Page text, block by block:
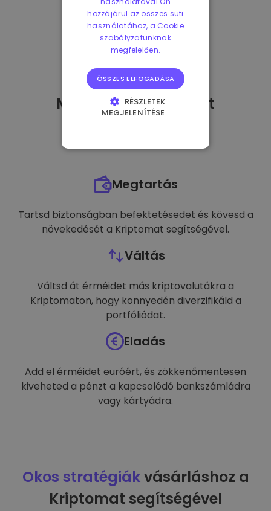
Mit tehetekmiután
-t
Megtartás
Tartsd biztonságban befektetésedet és kövesd a
növekedését a Kriptomat segítségével.
Váltás
Váltsd át érméidet más kriptovalutákra a
Kriptomaton, hogy könnyedén diverzifikáld a
portfóliódat.
Eladás
Add el érméidet euróért, és zökkenőmentesen
kiveheted a pénzt a kapcsolódó bankszámládra
vagy kártyádra.
Okos stratégiákvásárláshoz a
Kriptomat segítségével
hozzájárul az összes süti
használatához, a Cookie
szabályzatunknak
megfelelően.
ÖSSZES ELFOGADÁSA
RÉSZLETEK
MEGJELENÍTÉSE
CÉLZÁS
FUNKCIONALITÁS